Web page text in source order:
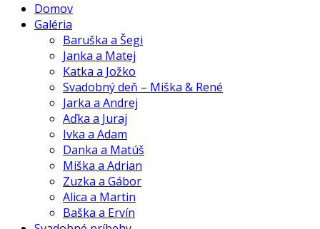
Domov
Galéria
Baruška a Šegi
Janka a Matej
Katka a Jožko
Svadobný deň – Miška & René
Jarka a Andrej
Aďka a Juraj
Ivka a Adam
Danka a Matúš
Miška a Adrian
Zuzka a Gábor
Alica a Martin
Baška a Ervín